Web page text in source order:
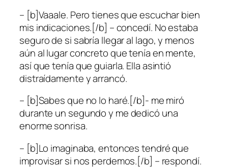
– [b]Vaaale. Pero tienes que escuchar bien
mis indicaciones.[/b] – concedí. No estaba
seguro de si sabría llegar al lago, y menos
aún al lugar concreto que tenía en mente,
así que tenía que guiarla. Ella asintió
distraídamente y arrancó.
– [b]Sabes que no lo haré.[/b]- me miró
durante un segundo y me dedicó una
enorme sonrisa.
– [b]Lo imaginaba, entonces tendré que
improvisar si nos perdemos.[/b] – respondí.